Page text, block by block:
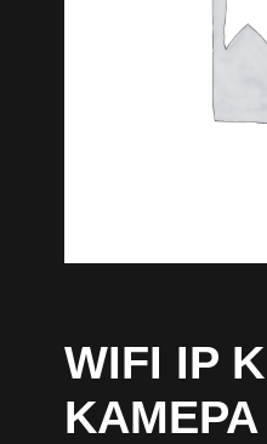
WIFI IP
ΚΆΜΕΡΑ